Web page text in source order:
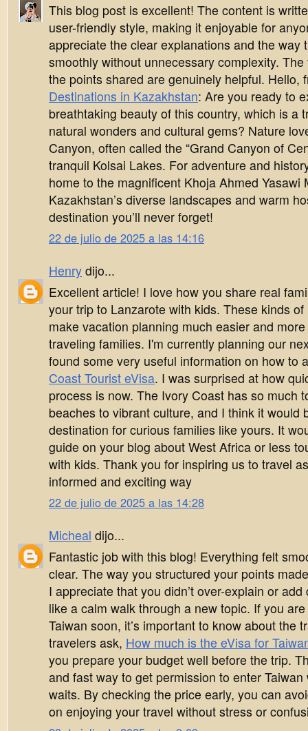
This blog post is excellent! The content is
user-friendly style, making it enjoyable for
appreciate the clear explanations and the way
smoothly without unnecessary complexity.
the points shared are genuinely helpful. Hello,
Destinations in Kazakhstan: Are you ready to
breathtaking beauty of this country, which is a
natural wonders and cultural gems? Nature
Canyon, often called the “Grand Canyon of
tranquil Kolsai Lakes. For adventure and
home to the magnificent Khoja Ahmed Yasawi
Kazakhstan’s diverse landscapes and warm
destination you’ll never forget!
22 de julio de 2025 a las 14:16
Henry dijo...
Excellent article! I love how you share real
your trip to Lanzarote with kids. These kinds
make vacation planning much easier and
traveling families. I'm currently planning our
found some very useful information on how to
Coast Tourist eVisa. I was surprised at how
process is now. The Ivory Coast has so much
beaches to vibrant culture, and I think it would
destination for curious families like yours. It
guide on your blog about West Africa or less
with kids. Thank you for inspiring us to travel
informed and exciting way
22 de julio de 2025 a las 14:28
Micheal dijo...
Fantastic job with this blog! Everything felt
clear. The way you structured your points
I appreciate that you didn’t over-explain or
like a calm walk through a new topic. If you
Taiwan soon, it’s important to know about the
travelers ask, How much is the eVisa for
you prepare your budget well before the trip.
and fast way to get permission to enter
waits. By checking the price early, you can
on enjoying your travel without stress or